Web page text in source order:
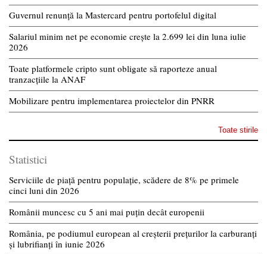
Guvernul renunță la Mastercard pentru portofelul digital
Salariul minim net pe economie crește la 2.699 lei din luna iulie
2026
Toate platformele cripto sunt obligate să raporteze anual
tranzacțiile la ANAF
Mobilizare pentru implementarea proiectelor din PNRR
Toate stirile
Statistici
Serviciile de piață pentru populație, scădere de 8% pe primele
cinci luni din 2026
Românii muncesc cu 5 ani mai puțin decât europenii
România, pe podiumul european al creșterii prețurilor la carburanți
și lubrifianți în iunie 2026